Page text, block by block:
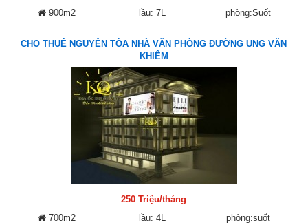
900m2
lầu: 7L phòng:Suốt
CHO THUÊ NGUYÊN TÒA NHÀ VĂN PHÒNG ĐƯỜNG UNG VĂN
KHIÊM
250 Triệu/tháng
700m2
lầu: 4L phòng:suốt